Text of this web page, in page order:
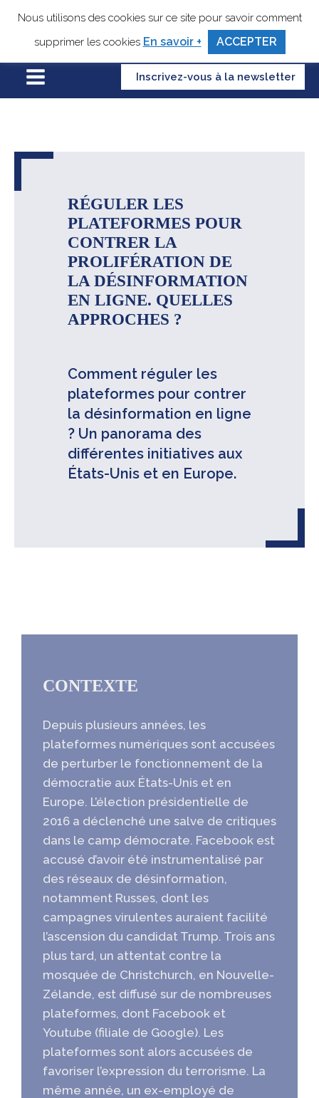
Inscrivez-vous à la newsletter
RÉGULER LES
PLATEFORMES POUR
CONTRER LA
PROLIFÉRATION DE
LA DÉSINFORMATION
EN LIGNE. QUELLES
APPROCHES ?
Comment réguler les
plateformes pour contrer
la désinformation en ligne
? Un panorama des
différentes initiatives aux
États-Unis et en Europe.
CONTEXTE
Depuis plusieurs années, les
plateformes numériques sont accusées
de perturber le fonctionnement de la
démocratie aux États-Unis et en
Europe. L’élection présidentielle de
2016 a déclenché une salve de critiques
dans le camp démocrate. Facebook est
accusé d’avoir été instrumentalisé par
des réseaux de désinformation,
notamment Russes, dont les
campagnes virulentes auraient facilité
l’ascension du candidat Trump. Trois ans
plus tard, un attentat contre la
mosquée de Christchurch, en Nouvelle-
Zélande, est diffusé sur de nombreuses
plateformes, dont Facebook et
Youtube (filiale de Google). Les
plateformes sont alors accusées de
favoriser l’expression du terrorisme. La
même année, un ex-employé de
Nous utilisons des cookies sur ce site pour savoir comment
supprimer les cookies En savoir + ACCEPTER